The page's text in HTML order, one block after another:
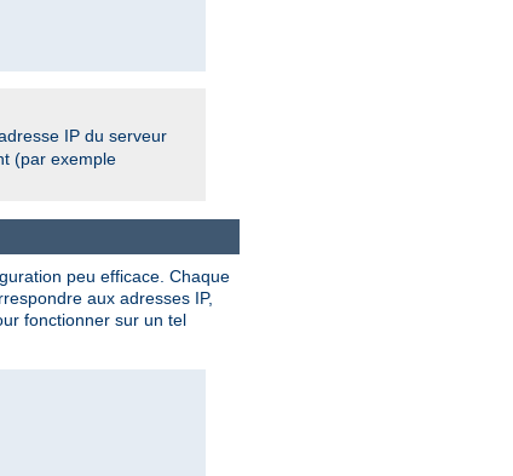
IP du serveur
(par exemple
peu efficace. Chaque
aux adresses IP,
fonctionner sur un tel